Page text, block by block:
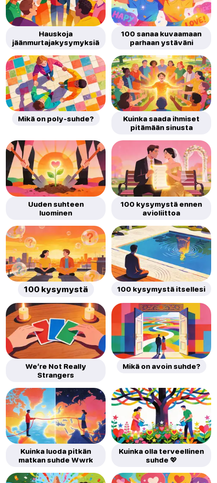
Hauskoja
jäänmurtajakysymyksiä
100 sanaa kuvaamaan
parhaan ystäväni
Mikä on poly-suhde?
Kuinka saada ihmiset
pitämään sinusta
Uuden suhteen
luominen
100 kysymystä ennen
avioliittoa
100 kysymystä 100 kysymystä itsellesi
We’re Not Really
Strangers
Mikä on avoin suhde?
Kuinka luoda pitkän
matkan suhde Wwrk
Kuinka olla terveellinen
suhde 💖